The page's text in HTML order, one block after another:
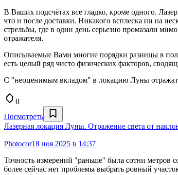
В Ваших подсчётах все гладко, кроме одного.
что и после доставки. Никакого всплеска ни на
стрельбы, где в один день серьезно промазали
отражателя.
Описываемые Вами многие порядки разницы в
есть целый ряд чисто физических факторов,
С "неоценимым вкладом" в локацию Луны
0
Посмотреть
Лазерная локация Луны. Отражение света от
Photocor18 ноя 2025 в 14:37
Точность измерений "раньше" была сотни метров
более сейчас нет проблемы выбрать ровный